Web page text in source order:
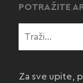
POTRAŽITE
Za sve upite,